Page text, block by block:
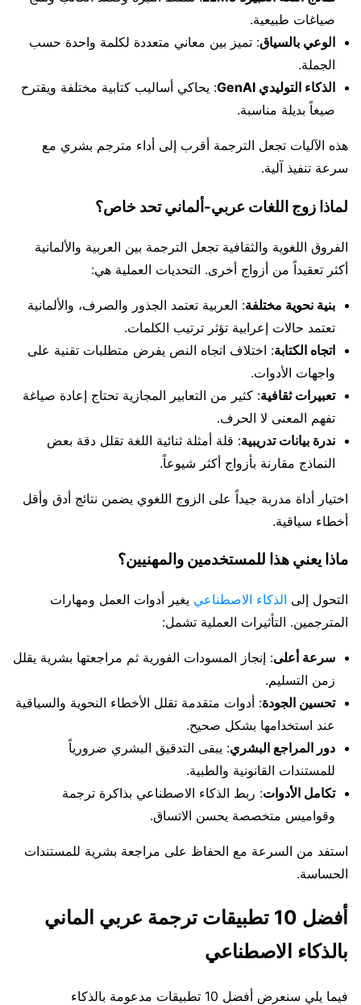
صياغات طبيعية.
الوعي بالسياق: تميز بين معاني متعددة لكلمة واحدة حسب
الجملة.
الذكاء التوليدي GenAI
: يحاكي أساليب كتابية مختلفة ويقترح
صيغاً بديلة مناسبة.
هذه الآليات تجعل الترجمة أقرب إلى أداء مترجم بشري مع
سرعة تنفيذ آلية.
لماذا زوج اللغات عربي-ألماني تحد خاص؟
الفروق اللغوية والثقافية تجعل الترجمة بين العربية والألمانية
أكثر تعقيداً من أزواج أخرى. التحديات العملية هي:
بنية نحوية مختلفة: العربية تعتمد الجذور والصرف، والألمانية
تعتمد حالات إعرابية تؤثر ترتيب الكلمات.
اتجاه الكتابة: اختلاف اتجاه النص يفرض متطلبات تقنية على
واجهات الأدوات.
تعبيرات ثقافية: كثير من التعابير المجازية تحتاج إعادة صياغة
تفهم المعنى لا الحرف.
ندرة بيانات تدريبية: قلة أمثلة ثنائية اللغة تقلل دقة بعض
النماذج مقارنة بأزواج أكثر شيوعاً.
اختيار أداة مدربة جيداً على الزوج اللغوي يضمن نتائج أدق وأقل
أخطاء سياقية.
ماذا يعني هذا للمستخدمين والمهنيين؟
التحول إلى الذكاء الاصطناعي يغير أدوات العمل ومهارات
المترجمين. التأثيرات العملية تشمل:
سرعة أعلى: إنجاز المسودات الفورية ثم مراجعتها بشرية يقلل
زمن التسليم.
تحسين الجودة: أدوات متقدمة تقلل الأخطاء النحوية والسياقية
عند استخدامها بشكل صحيح.
دور المراجع البشري: يبقى التدقيق البشري ضرورياً
للمستندات القانونية والطبية.
تكامل الأدوات: ربط الذكاء الاصطناعي بذاكرة ترجمة
وقواميس متخصصة يحسن الاتساق.
استفد من السرعة مع الحفاظ على مراجعة بشرية للمستندات
الحساسة.
أفضل 10 تطبيقات ترجمة عربي الماني
بالذكاء الاصطناعي
فيما يلي سنعرض أفضل 10 تطبيقات مدعومة بالذكاء